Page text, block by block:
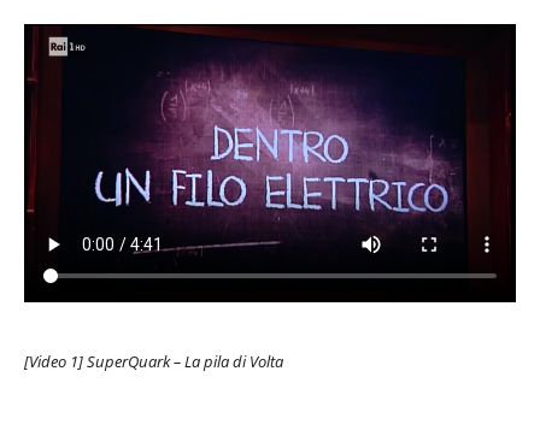
[Video 1] SuperQuark – La pila di Volta